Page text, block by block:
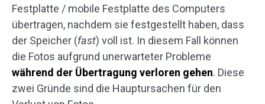
Festplatte / mobile Festplatte des Computers
übertragen, nachdem sie festgestellt haben, dass
der Speicher (fast) voll ist. In diesem Fall können
die Fotos aufgrund unerwarteter Probleme
während der Übertragung verloren gehen. Diese
zwei Gründe sind die Hauptursachen für den